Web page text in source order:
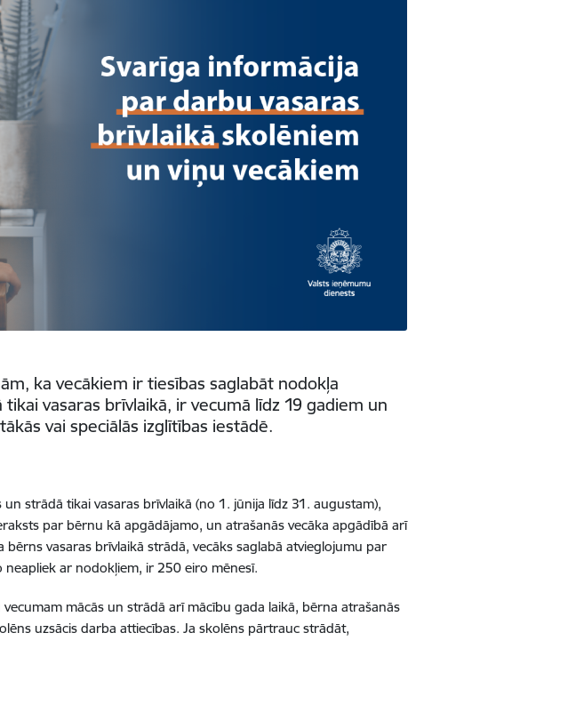
ka vecākiem ir tiesības saglabāt nodokļa
vasaras brīvlaikā, ir vecumā līdz 19 gadiem un
vai speciālās izglītības iestādē.
un strādātikai vasaras brīvlaikā (no 1. jūnija līdz 31. augustam),
par bērnu kā apgādājamo, un atrašanās vecāka apgādībā arī
vasaras brīvlaikā strādā, vecāks saglabā atvieglojumu par
ar nodokļiem, ir 250 eiro mēnesī.
mācās un strādā arī mācību gada laikā, bērna atrašanās
uzsācis darba attiecības. Ja skolēns pārtrauc strādāt,